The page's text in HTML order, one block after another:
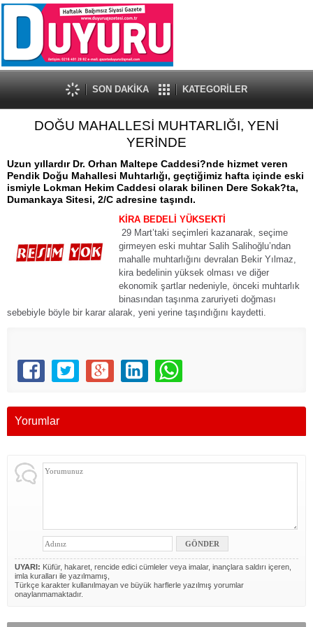
SON DAKİKA KATEGORİLER
DOĞU MAHALLESİ MUHTARLIĞI, YENİ
YERİNDE
Uzun yıllardır Dr. Orhan Maltepe Caddesi?nde hizmet veren
Pendik Doğu Mahallesi Muhtarlığı, geçtiğimiz hafta içinde eski
ismiyle Lokman Hekim Caddesi olarak bilinen Dere Sokak?ta,
Dumankaya Sitesi, 2/C adresine taşındı.
KİRA BEDELİ YÜKSEKTİ
29 Mart’taki seçimleri kazanarak, seçime
girmeyen eski muhtar Salih Salihoğlu’ndan
mahalle muhtarlığını devralan Bekir Yılmaz,
kira bedelinin yüksek olması ve diğer
ekonomik şartlar nedeniyle, önceki muhtarlık
binasından taşınma zaruriyeti doğması
sebebiyle böyle bir karar alarak, yeni yerine taşındığını kaydetti.
Yorumlar
UYARI: Küfür, hakaret, rencide edici cümleler veya imalar, inançlara saldırı içeren,
imla kuralları ile yazılmamış,
Türkçe karakter kullanılmayan ve büyük harflerle yazılmış yorumlar
onaylanmamaktadır.